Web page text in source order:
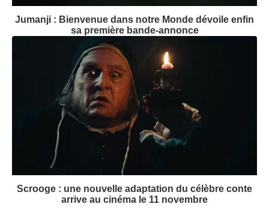
Jumanji : Bienvenue dans notre Monde dévoile enfin
sa première bande-annonce
Scrooge : une nouvelle adaptation du célèbre conte
arrive au cinéma le 11 novembre